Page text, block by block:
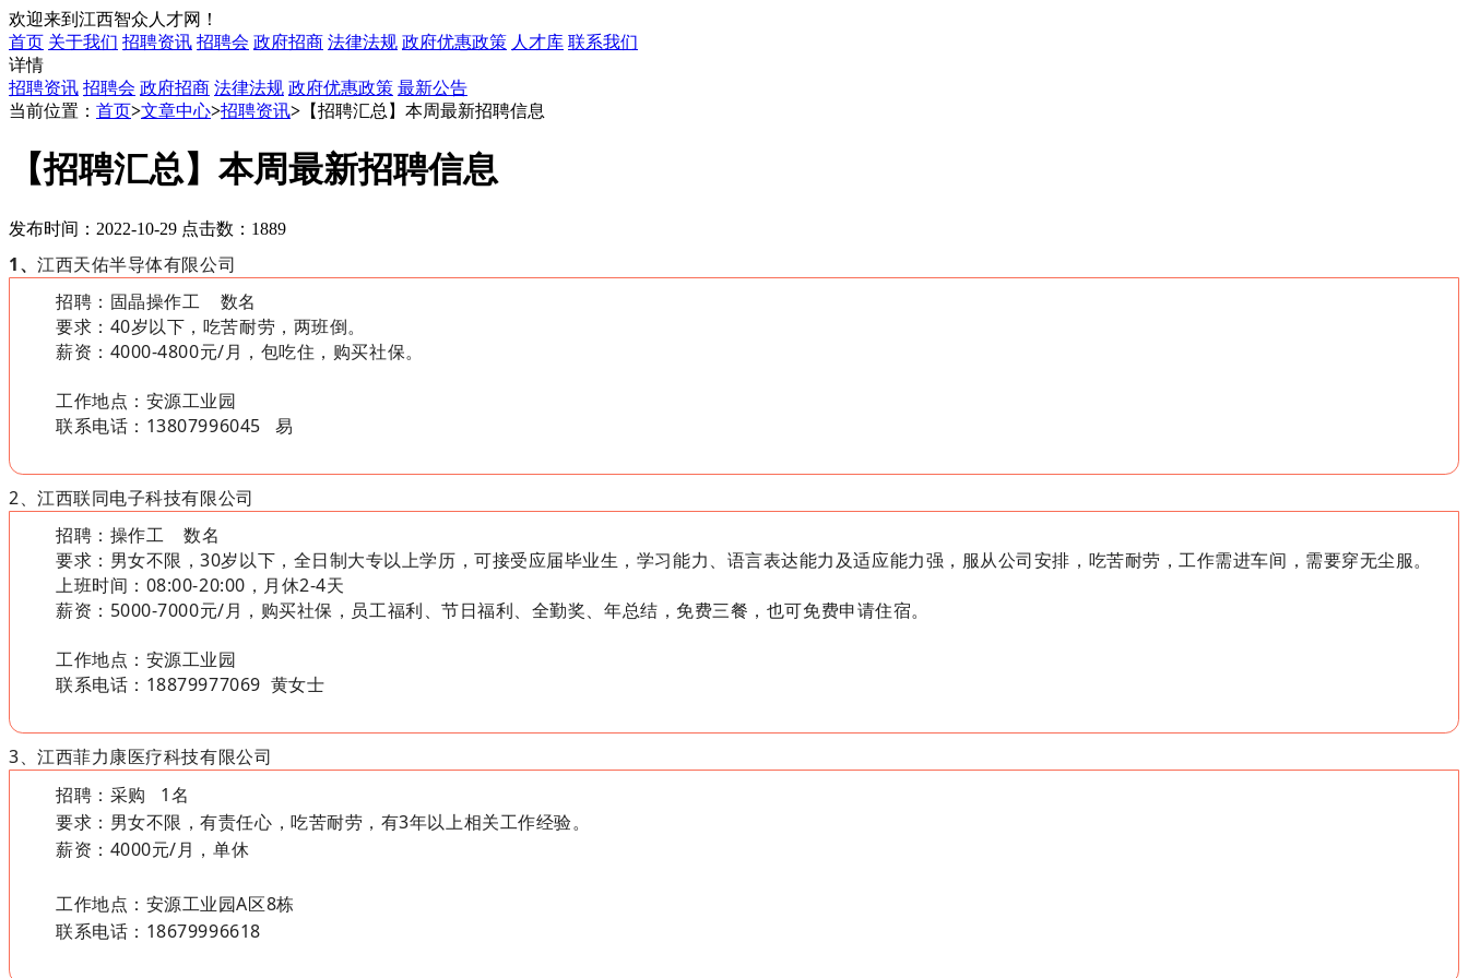
欢迎来到江西智众人才网！
首页 关于我们 招聘资讯 招聘会 政府招商 法律法规 政府优惠政策 人才库 联系我们
详情
招聘资讯 招聘会 政府招商 法律法规 政府优惠政策 最新公告
当前位置： 首页>文章中心>招聘资讯> 【招聘汇总】本周最新招聘信息
【招聘汇总】本周最新招聘信息
发布时间：2022-10-29 点击数：1889
1、江西天佑半导体有限公司
招聘：固晶操作工 数名
要求：40岁以下，吃苦耐劳，两班倒。
薪资：4000-4800元/月，包吃住，购买社保。
工作地点：安源工业园
联系电话：13807996045 易
2、江西联同电子科技有限公司
招聘：操作工 数名
要求：男女不限，30岁以下，全日制大专以上学历，可接受应届毕业生，学习能力、语言表达能力及适应能力强，服从公司安排，吃苦耐劳，工作需进车间，需要穿无尘服。
上班时间：08:00-20:00，月休2-4天
薪资：5000-7000元/月，购买社保，员工福利、节日福利、全勤奖、年总结，免费三餐，也可免费申请住宿。
工作地点：安源工业园
联系电话：18879977069 黄女士
3、江西菲力康医疗科技有限公司
招聘：采购
1名
要求：男女不限，有责任心，吃苦耐劳，有3年以上相关工作经验。
薪资：4000元/月，单休
工作地点：安源工业园A区8栋
联系电话：18679996618